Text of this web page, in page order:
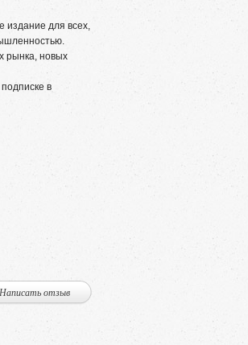
для всех,
рынка, новых
в
Написать отзыв